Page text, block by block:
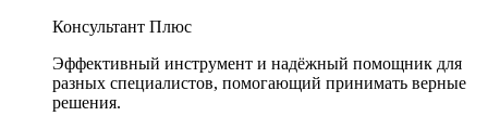
Консультант Плюс
Эффективный инструмент и надёжный помощник для
разных специалистов, помогающий принимать верные
решения.